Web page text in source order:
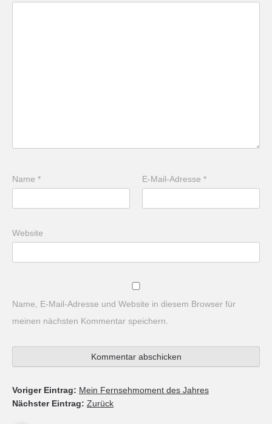
Name * E-Mail-Adresse*
Website
Name, E-Mail-Adresse und Website in diesem Browser für
meinen nächsten Kommentar speichern.
Voriger Eintrag: Mein Fernsehmoment des Jahres
Nächster Eintrag: Zurück